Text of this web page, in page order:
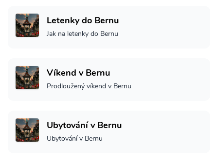
Letenky do Bernu
Jak na letenky do Bernu
Víkend v Bernu
Prodloužený víkend v Bernu
Ubytování v Bernu
Ubytování v Bernu